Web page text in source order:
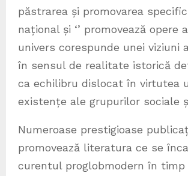
păstrarea și promovarea
național și ‘’ promovează opere
univers corespunde unei viziuni
în sensul de realitate istorică
ca echilibru dislocat în virtutea
existențe ale grupurilor sociale și
Numeroase prestigioase
promovează literatura ce se
curentul proglobmodern în timp